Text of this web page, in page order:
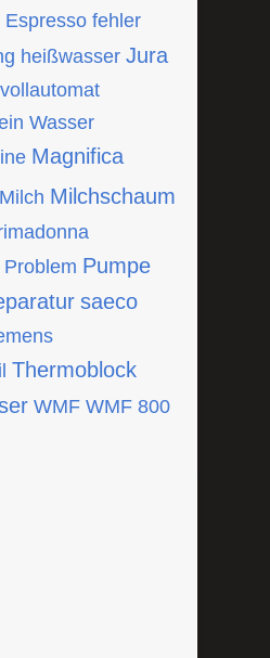
Espresso fehler
heißwasser Jura
Wasser
Magnifica
Milch Milchschaum
Problem Pumpe
saeco
Thermoblock
WMF WMF 800